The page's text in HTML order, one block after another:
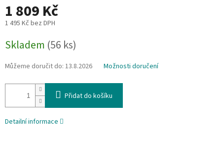
1 809 Kč
1 495 Kč bez DPH
cena:
Skladem (56 ks)
Můžeme doručit do: 13.8.2026 Možnosti doručení
Přidat do košíku
Detailní informace